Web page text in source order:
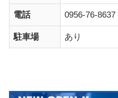
電話 0956-76-8637
駐車場 あり